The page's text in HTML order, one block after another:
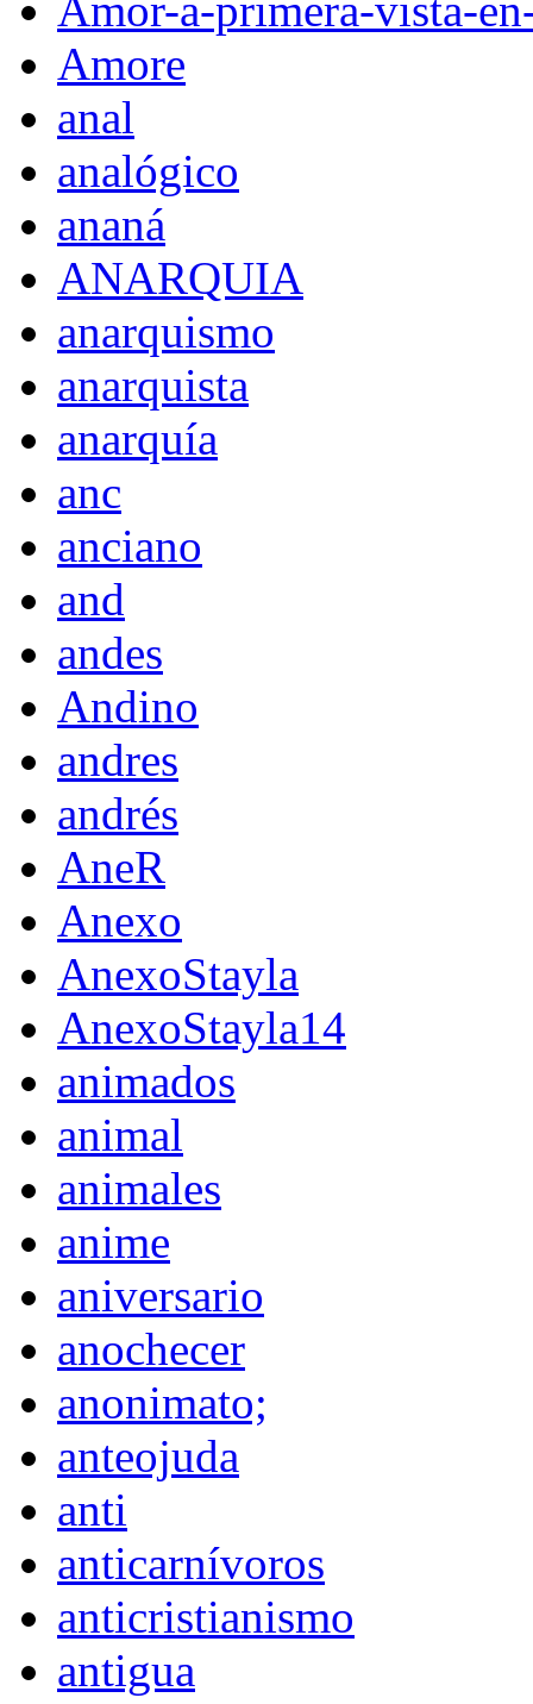
Amor-a-primera-vista-
Amore
anal
analógico
ananá
ANARQUIA
anarquismo
anarquista
anarquía
anc
anciano
and
andes
Andino
andres
andrés
AneR
Anexo
AnexoStayla
AnexoStayla14
animados
animal
animales
anime
aniversario
anochecer
anonimato;
anteojuda
anti
anticarnívoros
anticristianismo
antigua